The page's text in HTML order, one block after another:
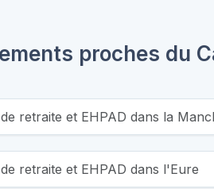
proches du
retraite et EHPAD dans la
retraite et EHPAD dans l'Eure